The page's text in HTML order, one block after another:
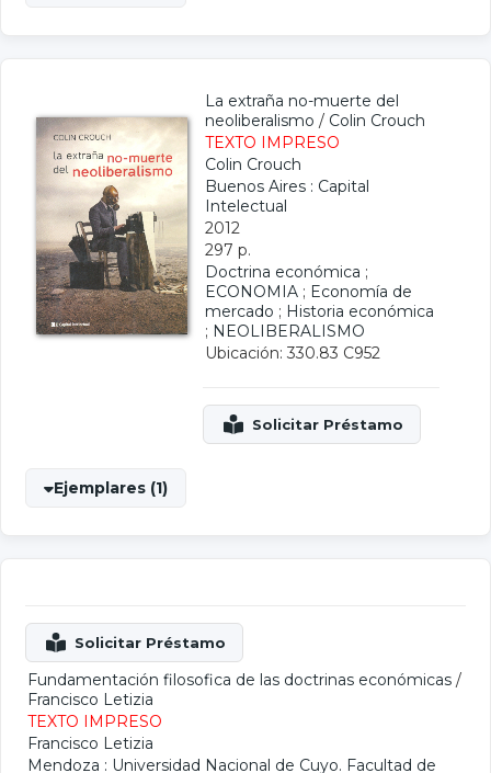
La extraña no-muerte del
neoliberalismo / Colin Crouch
TEXTO IMPRESO
Colin Crouch
Buenos Aires : Capital
Intelectual
2012
297 p.
Doctrina económica ;
ECONOMIA ; Economía de
mercado ; Historia económica
; NEOLIBERALISMO
Ubicación: 330.83 C952
Ejemplares (1)
Fundamentación filosofica de las doctrinas económicas /
Francisco Letizia
TEXTO IMPRESO
Francisco Letizia
Mendoza : Universidad Nacional de Cuyo. Facultad de